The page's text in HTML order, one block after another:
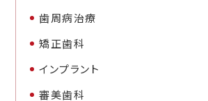
歯周病治療
矯正歯科
インプラント
審美歯科